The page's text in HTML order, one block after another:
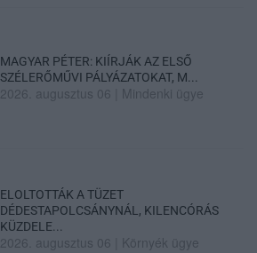
MAGYAR PÉTER: KIÍRJÁK AZ ELSŐ
SZÉLERŐMŰVI PÁLYÁZATOKAT, M...
2026. augusztus 06 Mindenki ügye
ELOLTOTTÁK A TÜZET
DÉDESTAPOLCSÁNYNÁL, KILENCÓRÁS
KÜZDELE...
2026. augusztus 06 Környék ügye